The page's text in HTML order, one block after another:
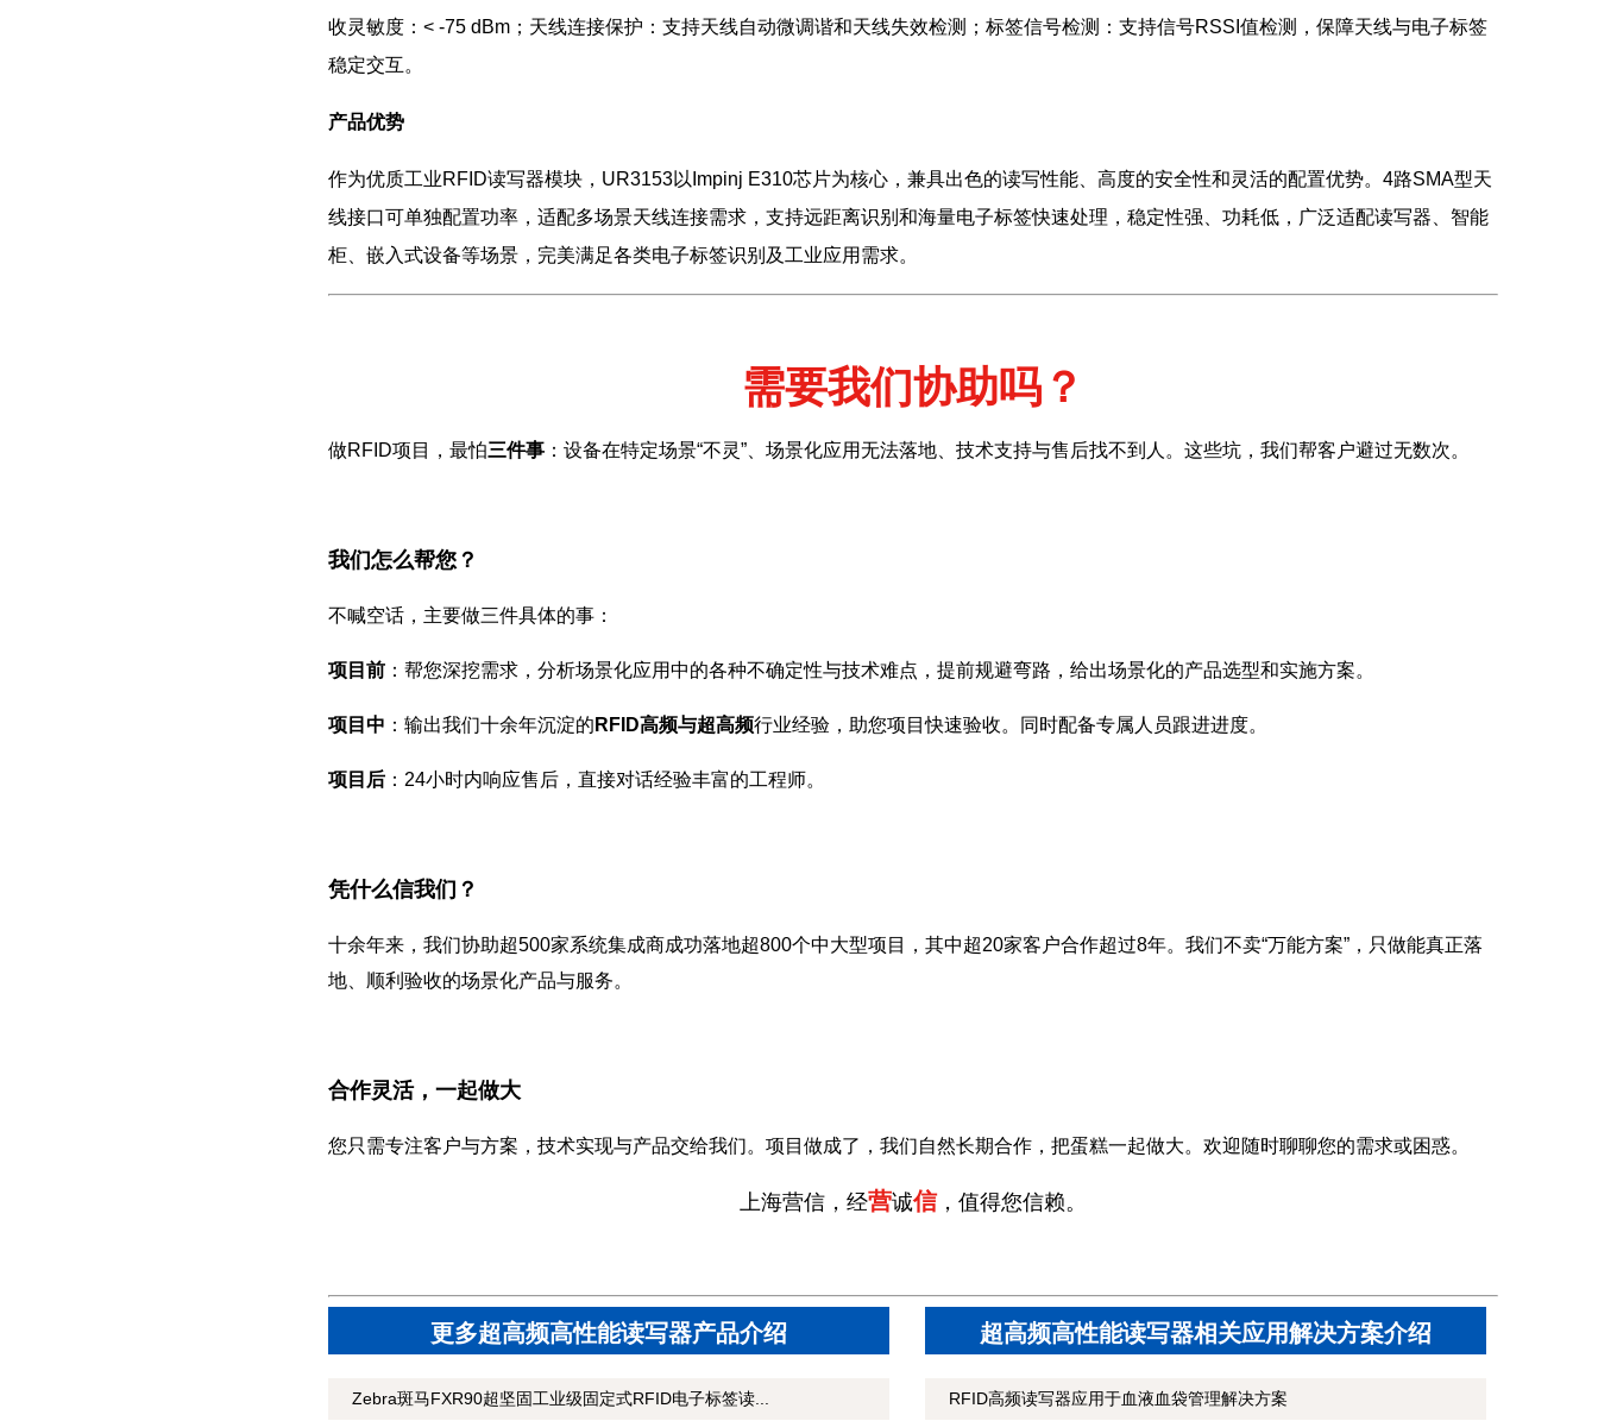
收灵敏度：< -75 dBm；天线连接保护：支持天线自动微调谐和天线失效检测；标签信号检测：支持信号RSSI值检测，保障天线与电子标签
稳定交互。
产品优势
作为优质工业RFID读写器模块，UR3153以Impinj E310芯片为核心，兼具出色的读写性能、高度的安全性和灵活的配置优势。4路SMA型天
线接口可单独配置功率，适配多场景天线连接需求，支持远距离识别和海量电子标签快速处理，稳定性强、功耗低，广泛适配读写器、智能
柜、嵌入式设备等场景，完美满足各类电子标签识别及工业应用需求。
需要我们协助吗？
做RFID项目，最怕三件事 ：设备在特定场景“不灵”、场景化应用无法落地、技术支持与售后找不到人。这些坑，我们帮客户避过无数次。
我们怎么帮您？
不喊空话，主要做三件具体的事：
项目前 ：帮您深挖需求，分析场景化应用中的各种不确定性与技术难点，提前规避弯路，给出场景化的产品选型和实施方案。
项目中 ：输出我们十余年沉淀的 RFID高频与超高频行业经验，助您项目快速验收。同时配备专属人员跟进进度。
项目后 ：24小时内响应售后，直接对话经验丰富的工程师。
凭什么信我们？
十余年来，我们协助超500家系统集成商成功落地超800个中大型项目，其中超20家客户合作超过8年。我们不卖“万能方案”，只做能真正落
地、顺利验收的场景化产品与服务。
合作灵活，一起做大
您只需专注客户与方案，技术实现与产品交给我们。项目做成了，我们自然长期合作，把蛋糕一起做大。欢迎随时聊聊您的需求或困惑。
上海营信，经营诚信，值得您信赖。
更多超高频高性能读写器产品介绍
Zebra斑马FXR90超坚固工业级固定式RFID电子标签读...
超高频高性能读写器相关应用解决方案介绍
RFID高频读写器应用于血液血袋管理解决方案